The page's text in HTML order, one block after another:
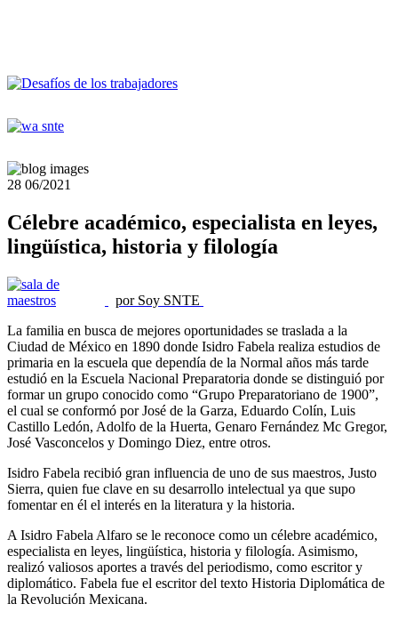
28 06/2021
Célebre académico, especialista en leyes,
lingüística, historia y filología
por Soy SNTE
La familia en busca de mejores oportunidades se traslada a la
Ciudad de México en 1890 donde Isidro Fabela realiza estudios de
primaria en la escuela que dependía de la Normal años más tarde
estudió en la Escuela Nacional Preparatoria donde se distinguió por
formar un grupo conocido como “Grupo Preparatoriano de 1900”,
el cual se conformó por José de la Garza, Eduardo Colín, Luis
Castillo Ledón, Adolfo de la Huerta, Genaro Fernández Mc Gregor,
José Vasconcelos y Domingo Diez, entre otros.
Isidro Fabela recibió gran influencia de uno de sus maestros, Justo
Sierra, quien fue clave en su desarrollo intelectual ya que supo
fomentar en él el interés en la literatura y la historia.
A Isidro Fabela Alfaro se le reconoce como un célebre académico,
especialista en leyes, lingüística, historia y filología. Asimismo,
realizó valiosos aportes a través del periodismo, como escritor y
diplomático. Fabela fue el escritor del texto Historia Diplomática de
la Revolución Mexicana.